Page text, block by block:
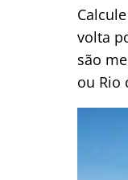
volta
são
ou Rio